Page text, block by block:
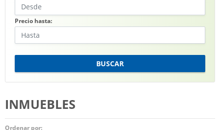
Precio hasta:
BUSCAR
INMUEBLES
Ordenar por: